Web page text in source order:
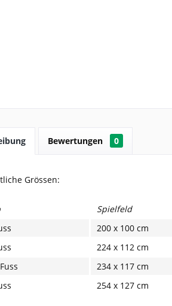
Bewertungen 0
Grössen:
Spielfeld
200 x 100 cm
224 x 112 cm
234 x 117 cm
254 x 127 cm